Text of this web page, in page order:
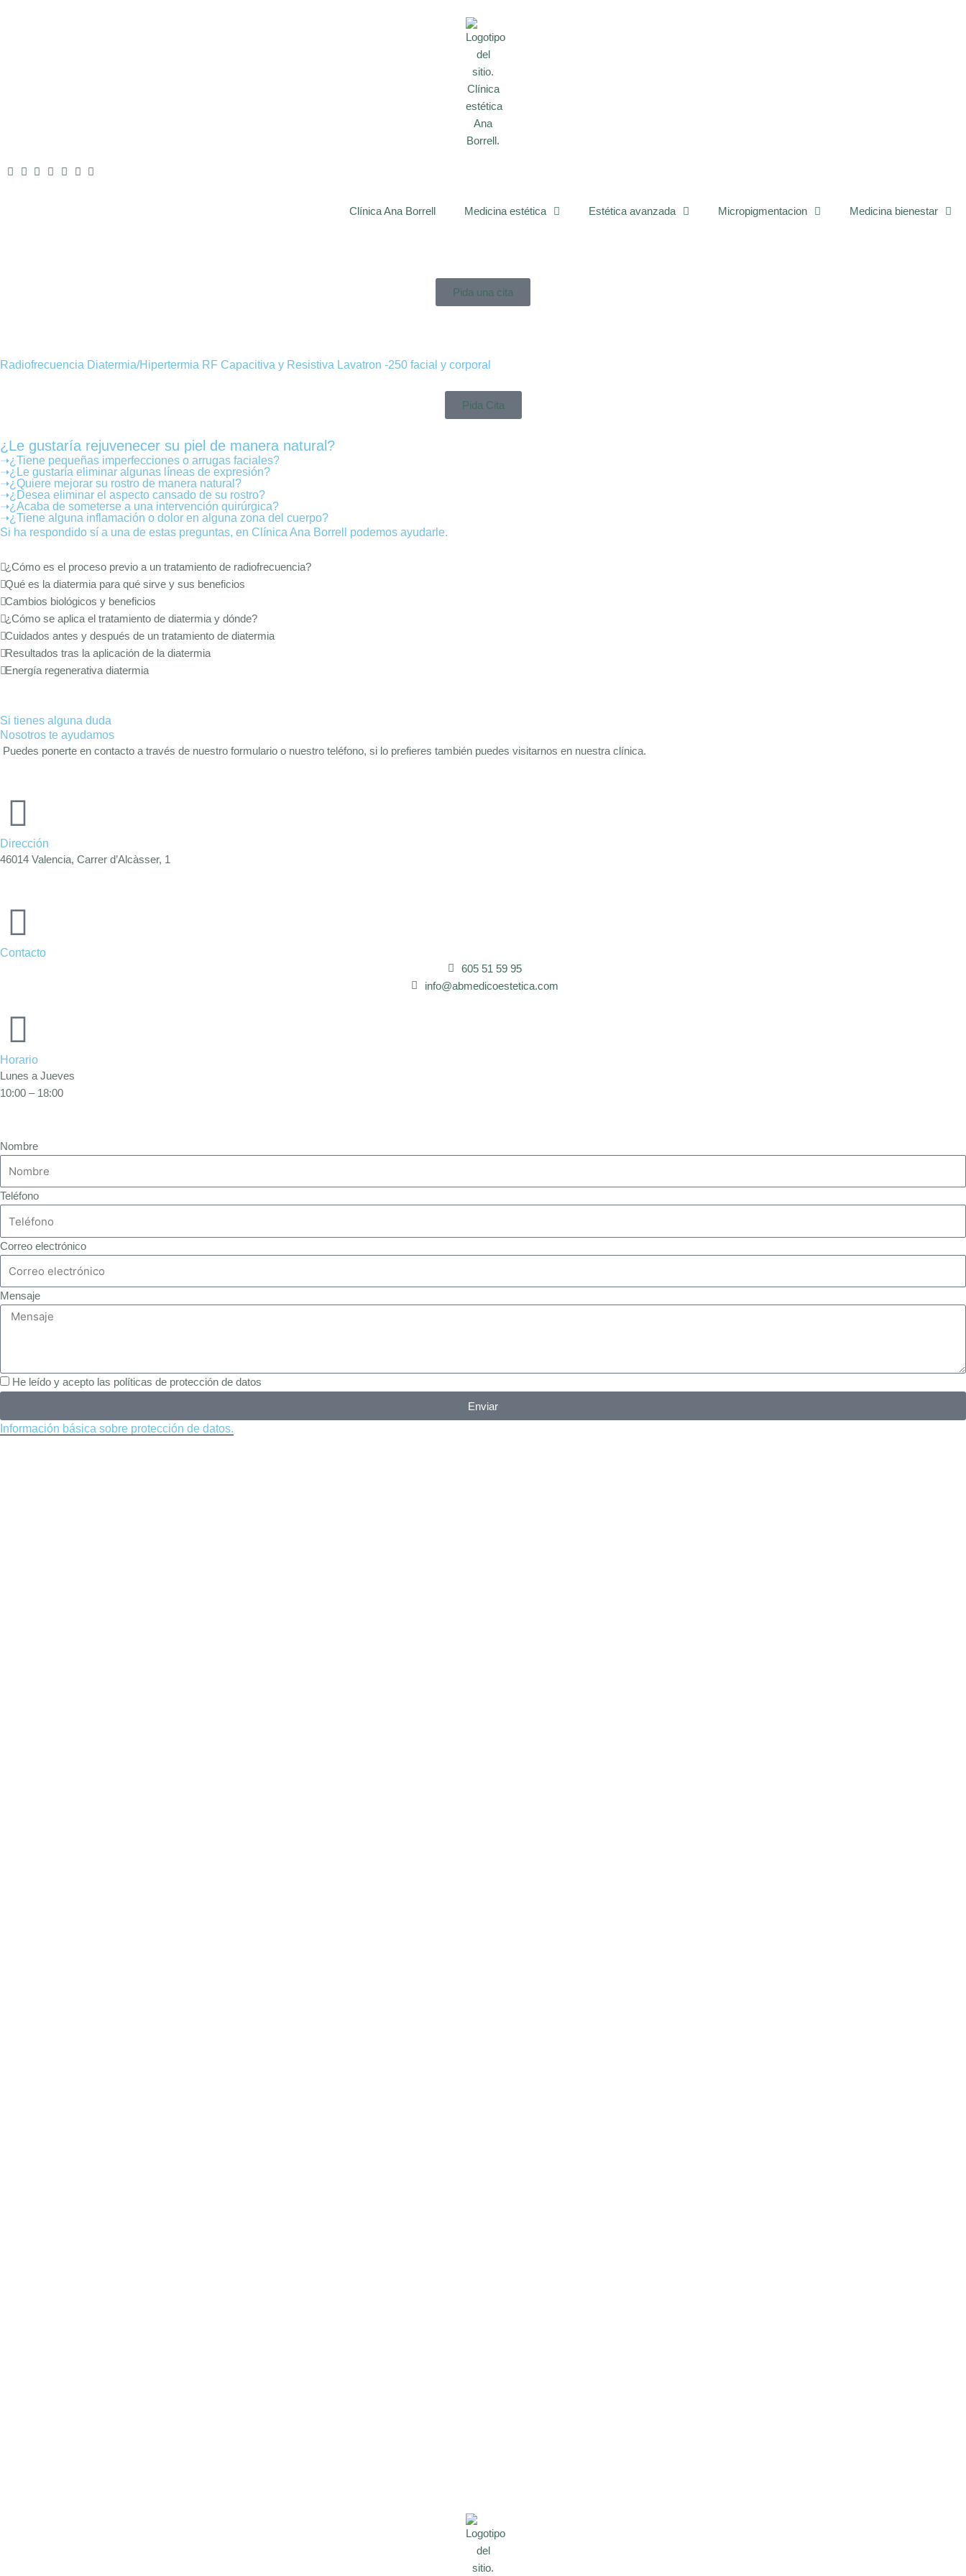
Clínica Ana Borrell Medicina estética Estética avanzada Micropigmentacion Medicina bienestar
Pida una cita
Radiofrecuencia Diatermia/Hipertermia RF Capacitiva y Resistiva Lavatron -250 facial y corporal
Pida Cita
¿Le gustaría rejuvenecer su piel de manera natural?
➝¿Tiene pequeñas imperfecciones o arrugas faciales?
➝¿Le gustaría eliminar algunas líneas de expresión?
➝¿Quiere mejorar su rostro de manera natural?
➝¿Desea eliminar el aspecto cansado de su rostro?
➝¿Acaba de someterse a una intervención quirúrgica?
➝¿Tiene alguna inflamación o dolor en alguna zona del cuerpo?
Si ha respondido sí a una de estas preguntas, en Clínica Ana Borrell podemos ayudarle.
¿Cómo es el proceso previo a un tratamiento de radiofrecuencia?
Qué es la diatermia para qué sirve y sus beneficios
Cambios biológicos y beneficios
¿Cómo se aplica el tratamiento de diatermia y dónde?
Cuidados antes y después de un tratamiento de diatermia
Resultados tras la aplicación de la diatermia
Energía regenerativa diatermia
Si tienes alguna duda
Nosotros te ayudamos
Puedes ponerte en contacto a través de nuestro formulario o nuestro teléfono, si lo prefieres también puedes visitarnos en nuestra clínica.
Dirección
46014 Valencia, Carrer d’Alcàsser, 1
Contacto
605 51 59 95
info@abmedicoestetica.com
Horario
Lunes a Jueves
10:00 – 18:00
Nombre
Teléfono
Correo electrónico
Mensaje
He leído y acepto las políticas de protección de datos
Enviar
Información básica sobre protección de datos.